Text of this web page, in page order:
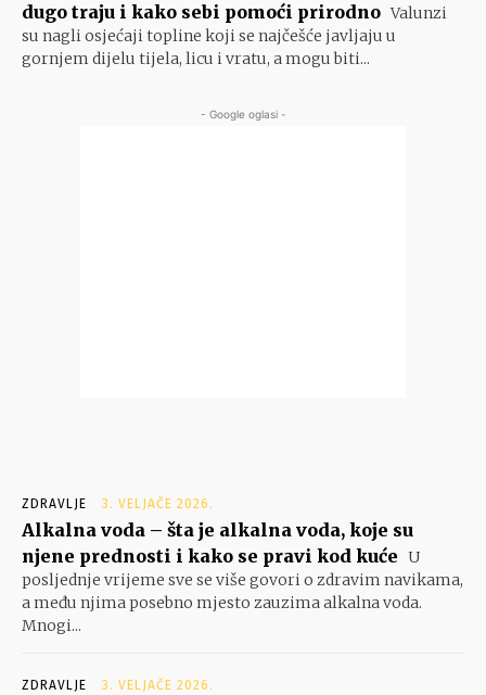
dugo traju i kako sebi pomoći prirodno Valunzi
su nagli osjećaji topline koji se najčešće javljaju u
gornjem dijelu tijela, licu i vratu, a mogu biti...
- Google oglasi -
ZDRAVLJE 3. VELJAČE 2026.
Alkalna voda – šta je alkalna voda, koje su
njene prednosti i kako se pravi kod kuće U
posljednje vrijeme sve se više govori o zdravim navikama,
a među njima posebno mjesto zauzima alkalna voda.
Mnogi...
ZDRAVLJE 3. VELJAČE 2026.